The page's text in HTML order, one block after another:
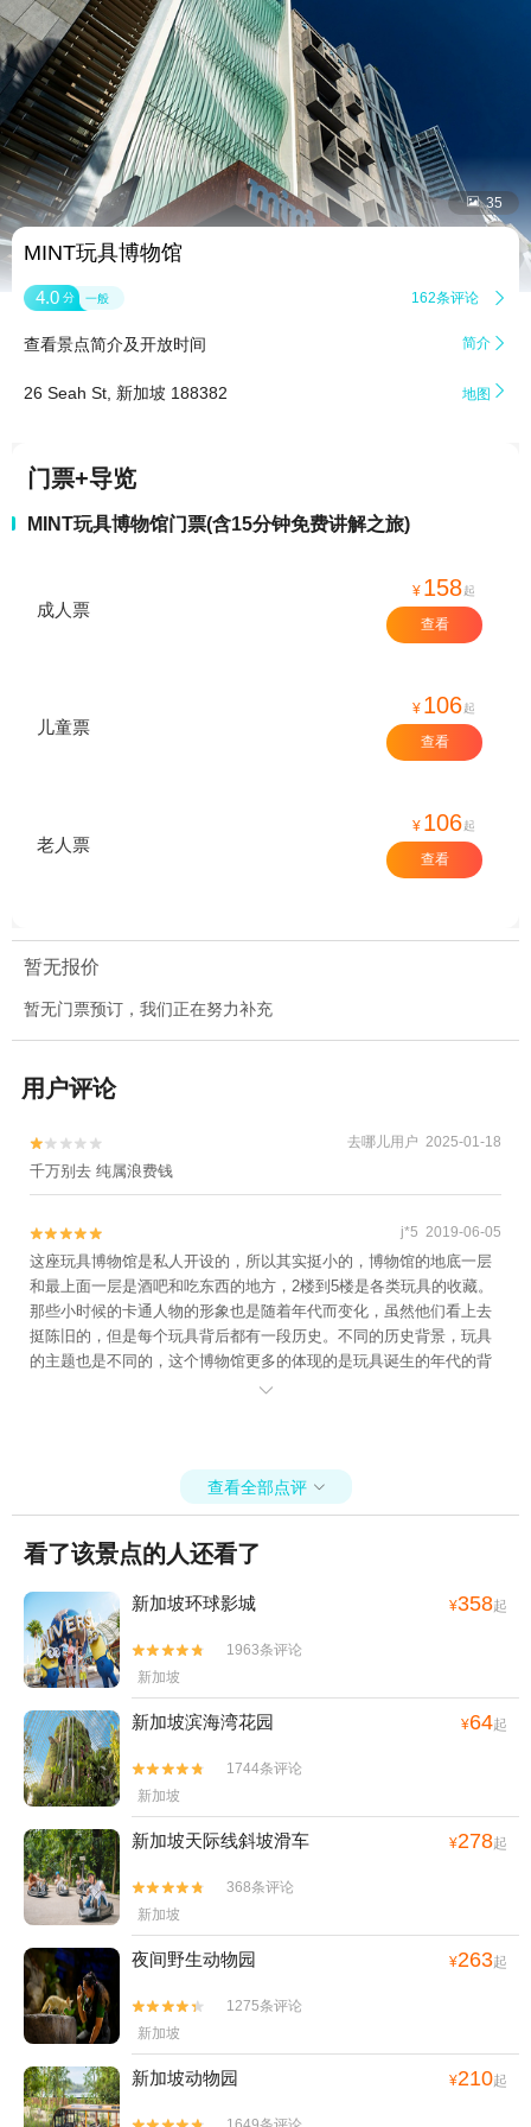
 35
MINT玩具博物馆
4.0 分 一般 162条评论 
查看景点简介及开放时间 简介 
26 Seah St, 新加坡 188382 地图 
门票+导览
MINT玩具博物馆门票(含15分钟免费讲解之旅)
成人票
¥ 158起
查看
儿童票
¥ 106起
查看
老人票
¥ 106起
查看
暂无报价
暂无门票预订，我们正在努力补充
用户评论

 去哪儿用户 2025-01-18
千万别去 纯属浪费钱

 j*5 2019-06-05
这座玩具博物馆是私人开设的，所以其实挺小的，博物馆的地底一层
和最上面一层是酒吧和吃东西的地方，2楼到5楼是各类玩具的收藏。
那些小时候的卡通人物的形象也是随着年代而变化，虽然他们看上去
挺陈旧的，但是每个玩具背后都有一段历史。不同的历史背景，玩具
的主题也是不同的，这个博物馆更多的体现的是玩具诞生的年代的背

查看全部点评 
看了该景点的人还看了
新加坡环球影城 ¥358起


1963条评论
新加坡
新加坡滨海湾花园 ¥64起


1744条评论
新加坡
新加坡天际线斜坡滑车 ¥278起


368条评论
新加坡
夜间野生动物园 ¥263起


1275条评论
新加坡
新加坡动物园 ¥210起
